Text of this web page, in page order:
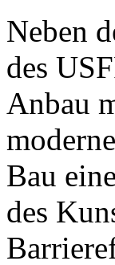
Neben
des
Anbau
Bau
des